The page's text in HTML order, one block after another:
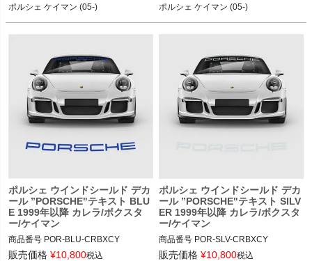
ポルシェ ケイマン (05-)
ポルシェ ケイマン (05-)
ポルシェ ウインドシールド デカ
ール ”PORSCHE"テキスト BLU
E 1999年以降 カレラ/ボクスタ
ー/ケイマン
商品番号 POR-BLU-CRBXCY
POR-BLU-CRBXCY
販売価格 ¥10,800税込
ポルシェ ウインドシールド デカ
ール ”PORSCHE"テキスト SILV
ER 1999年以降 カレラ/ボクスタ
ー/ケイマン
商品番号 POR-SLV-CRBXCY
POR-SLV-CRBXCY
販売価格 ¥10,800税込